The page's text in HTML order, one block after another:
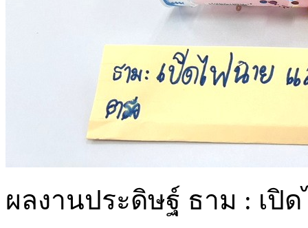
ผลงานประดิษฐ์ ธาม : เปิ